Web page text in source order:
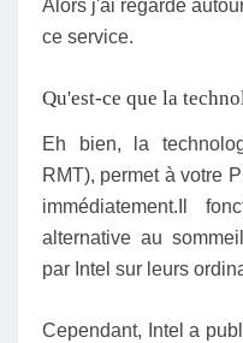
Alors j'ai regardé
ce service.
Qu'est-ce que la
Eh bien, la
RMT), permet à votre
immédiatement.Il
alternative au
par Intel sur leurs
Cependant, Intel a